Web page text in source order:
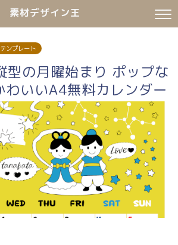
素材デザイン王
ンプレート
の月曜始まり ポップな
わいいA4無料カレンダー